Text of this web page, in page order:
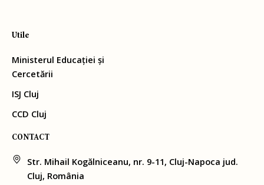
Utile
Ministerul Educației și
Cercetării
ISJ Cluj
CCD Cluj
CONTACT
Str. Mihail Kogălniceanu, nr. 9-11, Cluj-Napoca jud.
Cluj, România